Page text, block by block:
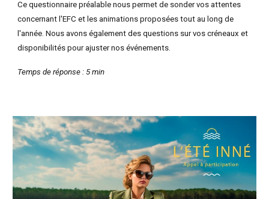
Ce questionnaire préalable nous permet de sonder vos attentes
concernant l'EFC et les animations proposées tout au long de
l'année. Nous avons également des questions sur vos créneaux et
disponibilités pour ajuster nos événements.
Temps de réponse : 5 min